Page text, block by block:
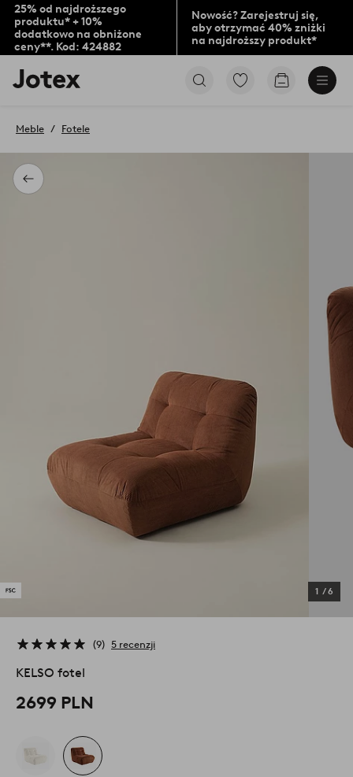
25% od najdroższego
produktu* + 10%
dodatkowo na obniżone
ceny**. Kod: 424882
Nowość? Zarejestruj się,
aby otrzymać 40% zniżki
na najdroższy produkt*
Logo
Jotex
na
stronę
PrzejdźPrzejdź
Powrót
Meble Fotele
1 /6
9 5 recenzji
KELSO fotel
2699 PLN